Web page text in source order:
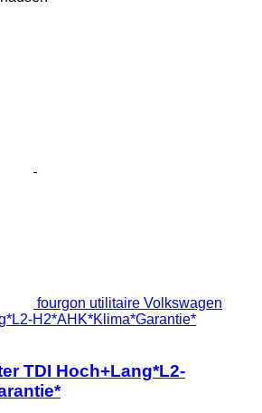
fourgon utilitaire Volkswagen
H2*AHK*Klima*Garantie*
TDI Hoch+Lang*L2-